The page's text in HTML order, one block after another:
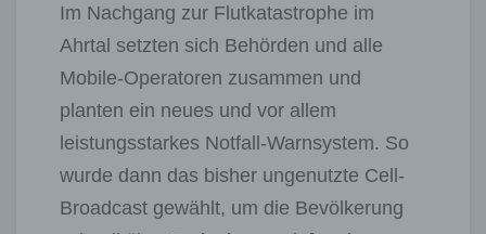
Im Nachgang zur Flutkatastrophe im
Ahrtal setzten sich Behörden und alle
Mobile-Operatoren zusammen und
planten ein neues und vor allem
leistungsstarkes Notfall-Warnsystem. So
wurde dann das bisher ungenutzte Cell-
Broadcast gewählt, um die Bevölkerung